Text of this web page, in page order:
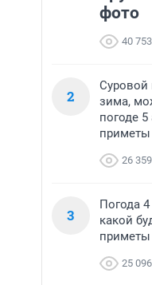
фото
40 753
2
Суровой
зима,
погоде
приметы
26 359
3
Погода 4
какой
приметы
25 096